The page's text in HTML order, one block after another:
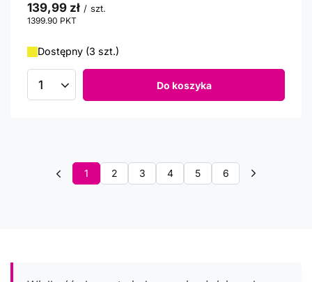
139,99 zł / szt.
1399.90 PKT
Dostępny (3 szt.)
Ilość produktów Do koszyka
1 2 3 4 5 6